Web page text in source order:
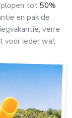
tot 50%
en pak de
verre
voor ieder wat